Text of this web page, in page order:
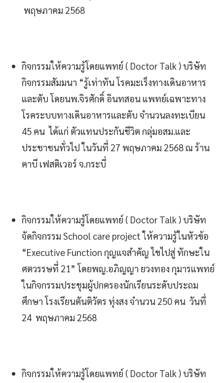
พฤษภาคม 2568
กิจกรรมให้ความรู้โดยแพทย์ ( Doctor Talk ) บริษัท
กิจกรรมสัมมนา “รู้เท่าทัน โรคมะเร็งทางเดินอาหาร
และตับ โดยนพ.จิรศักดิ์ อินทสอน แพทย์เฉพาะทาง
โรคระบบทางเดินอาหารและตับ จำนวนลงทะเบียน
45 คน ได้แก่ ตัวแทนประกันชีวิต กลุ่มอสม.และ
ประชาชนทั่วไป ในวันที่ 27 พฤษภาคม 2568 ณ ร้าน
คาบี เฟสติเวอร์ จ.กระบี่
กิจกรรมให้ความรู้โดยแพทย์ ( Doctor Talk ) บริษัท
จัดกิจกรรม School care project ให้ความรู้ในหัวข้อ
“Executive Function กุญแจสำคัญ ไขไปสู่ ทักษะใน
ศตวรรษที่ 21” โดยพญ.อภิญญา ยวงทอง กุมารแพทย์
ในกิจกรรมประชุมผู้ปกครองนักเรียนระดับประถม
ศึกษา โรงเรียนตันติวัตร ทุ่งสง จำนวน 250 คน วันที่
24 พฤษภาคม 2568
กิจกรรมให้ความรู้โดยแพทย์ ( Doctor Talk ) บริษัท